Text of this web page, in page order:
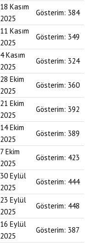
18 Kasım
2025
Gösterim: 384
11 Kasım
2025
Gösterim: 349
4 Kasım
2025
Gösterim: 324
28 Ekim
2025
Gösterim: 360
21 Ekim
2025
Gösterim: 392
14 Ekim
2025
Gösterim: 389
7 Ekim
2025
Gösterim: 423
30 Eylül
2025
Gösterim: 444
23 Eylül
2025
Gösterim: 448
16 Eylül
2025
Gösterim: 387